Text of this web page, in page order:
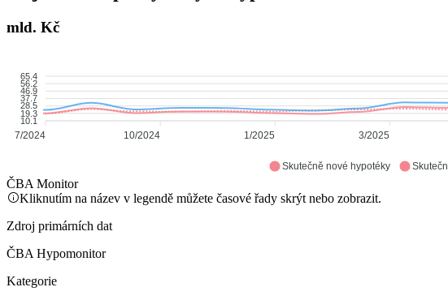
mld. Kč
65.4
56.2
46.9
37.7
28.5
19.3
10.1
7/2024 10/2024 1/2025 3/2025
Skutečně nové hypotéky
ČBA Monitor
Kliknutím na název v legendě můžete časové řady skrýt nebo zobrazit.
Zdroj primárních dat
ČBA Hypomonitor
Kategorie